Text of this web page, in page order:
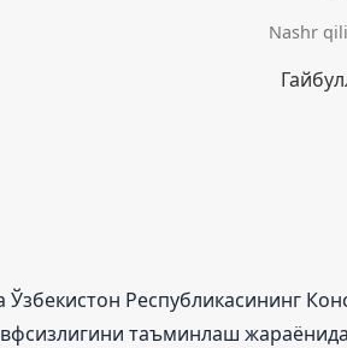
Nashr
Республикасининг
таъминлаш